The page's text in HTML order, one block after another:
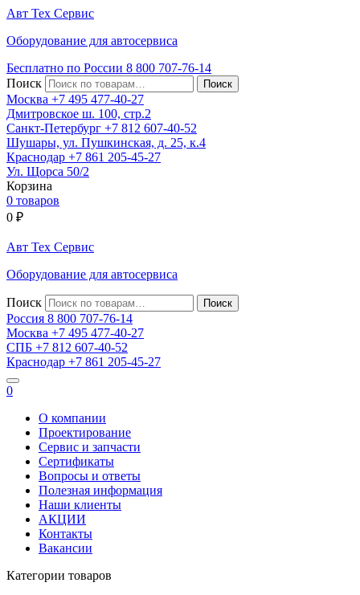
Авт Тех Сервис
Оборудование для автосервиса
Бесплатно по России 8 800 707-76-14
Поиск
Москва +7 495 477-40-27
Дмитровское ш. 100, стр.2
Санкт-Петербург +7 812 607-40-52
Шушары, ул. Пушкинская, д. 25, к.4
Краснодар +7 861 205-45-27
Ул. Щорса 50/2
Корзина
0 товаров
0 ₽
Авт Тех Сервис
Оборудование для автосервиса
Поиск
Россия 8 800 707-76-14
Москва +7 495 477-40-27
СПБ +7 812 607-40-52
Краснодар +7 861 205-45-27
0
О компании
Проектирование
Сервис и запчасти
Сертификаты
Вопросы и ответы
Полезная информация
Наши клиенты
АКЦИИ
Контакты
Вакансии
Категории товаров